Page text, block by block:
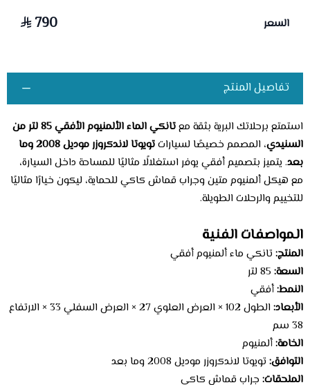
السعر 790
تفاصيل المنتج
استمتع برحلاتك البرية بثقة مع
تانكي الماء الألمنيوم الأفقي 85 لتر من
السنيدي، المصمم خصيصًا لسيارات
تويوتا لاندكروزر موديل 2008 وما
بعد. يتميز بتصميم أفقي يوفر استغلالًا مثاليًا للمساحة داخل السيارة،
مع هيكل ألمنيوم متين وجراب قماش كاكي للحماية، ليكون خيارًا مثاليًا
للتخييم والرحلات الطويلة.
المواصفات الفنية
المنتج: تانكي ماء ألمنيوم أفقي
السعة:
النمط:أفقي
الأبعاد:
الطول 102 × العرض العلوي 27 × العرض السفلي 33 × الارتفاع
38 سم
الخامة:ألمنيوم
التوافق: تويوتا لاندكروزر موديل 2008 وما بعد
الملحقات: جراب قماش كاكي